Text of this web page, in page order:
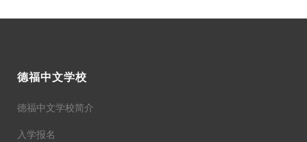
德福中文学校
德福中文学校简介
入学报名